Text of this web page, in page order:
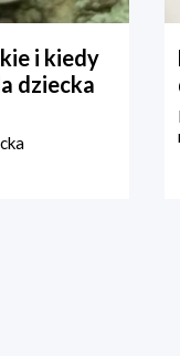
i kiedy
dziecka